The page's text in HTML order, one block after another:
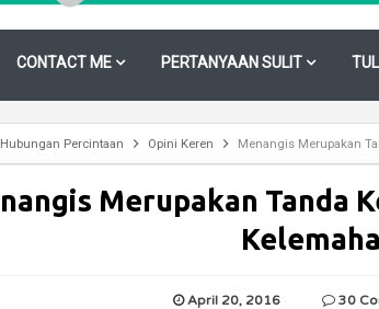
CONTACT ME PERTANYAAN SULIT
Hubungan Percintaan Opini Keren Menangis Merupakan
Merupakan Tanda
April 20, 2016 30